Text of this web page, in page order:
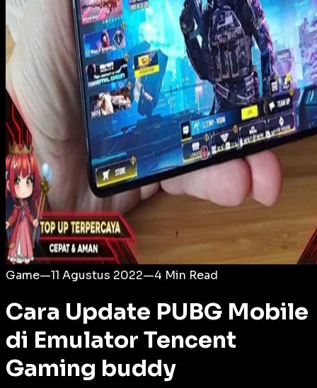
Game—11 Agustus 2022—4 Min Read
Cara Update PUBG Mobile
di Emulator Tencent
Gaming buddy